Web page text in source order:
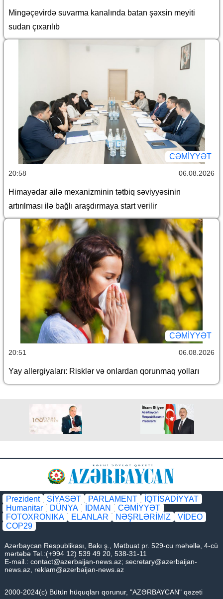
Mingəçevirdə suvarma kanalında batan şəxsin meyiti
sudan çıxarılıb
CƏMİYYƏT
20:58 06.08.2026
Himayədar ailə mexanizminin tətbiq səviyyəsinin
artırılması ilə bağlı araşdırmaya start verilir
CƏMİYYƏT
20:51 06.08.2026
Yay allergiyaları: Risklər və onlardan qorunmaq yolları
Prezident SİYASƏT PARLAMENT
İQTİSADİYYAT
Humanitar
DÜNYA İDMAN
CƏMİYYƏT
FOTOXRONIKA
ELANLAR NƏŞRLƏRİMİZ
VİDEO
COP29
Azərbaycan Respublikası, Bakı ş., Mətbuat pr. 529-cu məhəllə, 4-cü
mərtəbə Tel.:(+994 12) 539 49 20, 538-31-11
E-mail.: contact@azerbaijan-news.az; secretary@azerbaijan-
news.az reklam@azerbaijan-news.az
2000-2024(c) Bütün hüquqları qorunur, "AZƏRBAYCAN" qəzeti